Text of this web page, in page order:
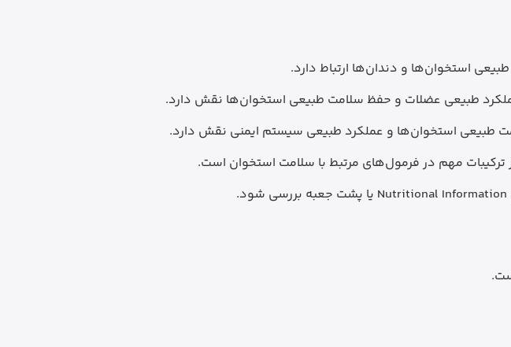
استخوان‌ها و دندان‌ها ارتباط دارد.
استخوان‌ها و عملکرد طبیعی سیستم ایمنی نقش دارد.
مهم در فرمول‌های مرتبط با سلامت استخوان است.